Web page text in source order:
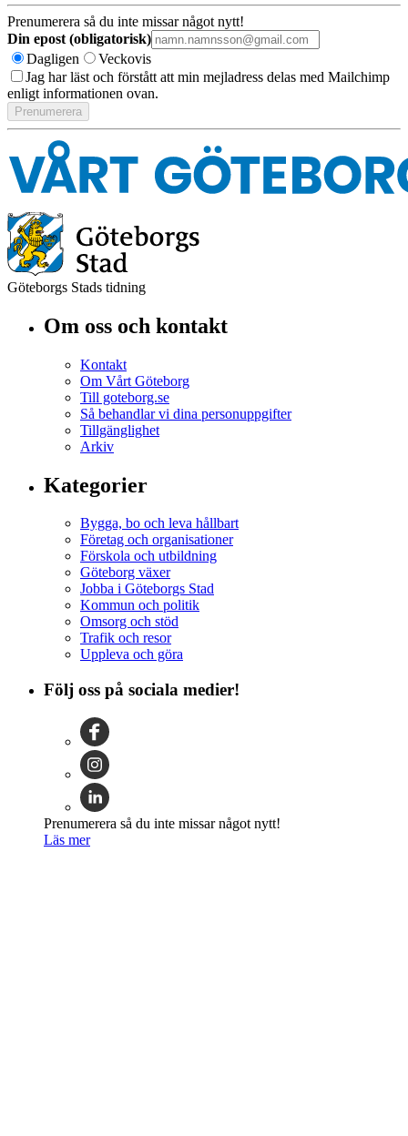
Prenumerera så du inte missar något nytt!
Din epost (obligatorisk)
Dagligen
Veckovis
Jag har läst och förstått att min mejladress delas med Mailchimp
enligt informationen ovan.
Göteborgs Stads tidning
Om oss och kontakt
Kontakt
Om Vårt Göteborg
Till goteborg.se
Så behandlar vi dina personuppgifter
Tillgänglighet
Arkiv
Kategorier
Bygga, bo och leva hållbart
Företag och organisationer
Förskola och utbildning
Göteborg växer
Jobba i Göteborgs Stad
Kommun och politik
Omsorg och stöd
Trafik och resor
Uppleva och göra
Följ oss på sociala medier!
Prenumerera så du inte missar något nytt!
Läs mer